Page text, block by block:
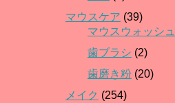
マウスケア (39)
マウスウォッシュ
歯ブラシ (2)
歯磨き粉 (20)
メイク (254)